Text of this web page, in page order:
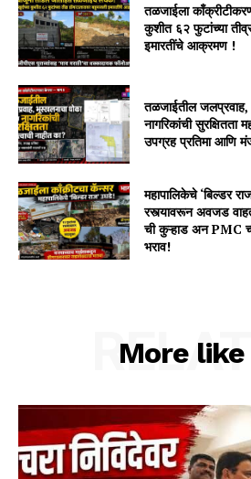
तळजाईला
कुशीत ६२ फुटांच्या
इमारतींचे आक्रमण !
तळजाईतील
नागरिकांची सुरक्षितता
उपग्रह प्रतिमा आणि
महापालिकेचे ‘बिल्डर
रस्त्यावरून अवजड
ची कुऱ्हाड अन PMC
भराव!
More